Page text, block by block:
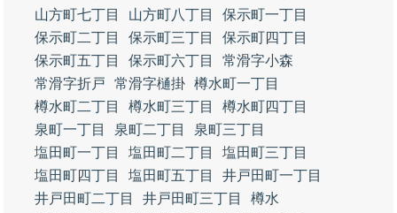
山方町七丁目
山方町八丁目
保示町一丁目
保示町二丁目
保示町三丁目
保示町四丁目
保示町五丁目
保示町六丁目
常滑字小森
常滑字折戸
常滑字樋掛 樽水町一丁目
樽水町二丁目
樽水町三丁目
樽水町四丁目
泉町一丁目
泉町二丁目
泉町三丁目
塩田町一丁目
塩田町二丁目
塩田町三丁目
塩田町四丁目
塩田町五丁目
井戸田町一丁目
井戸田町二丁目
井戸田町三丁目
樽水